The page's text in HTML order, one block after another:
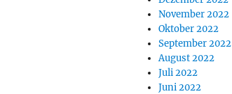
November 2022
Oktober 2022
September 2022
August 2022
Juli 2022
Juni 2022